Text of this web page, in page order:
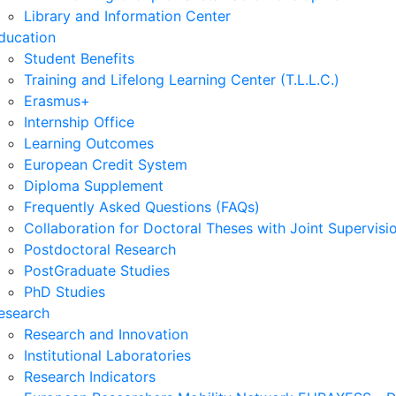
Library and Information Center
Student Benefits
Training and Lifelong Learning Center (T.L.L.C.)
Erasmus+
Internship Office
Learning Outcomes
European Credit System
Diploma Supplement
Frequently Asked Questions (FAQs)
Collaboration for Doctoral Theses with Joint
Postdoctoral Research
PostGraduate Studies
PhD Studies
Research and Innovation
Institutional Laboratories
Research Indicators